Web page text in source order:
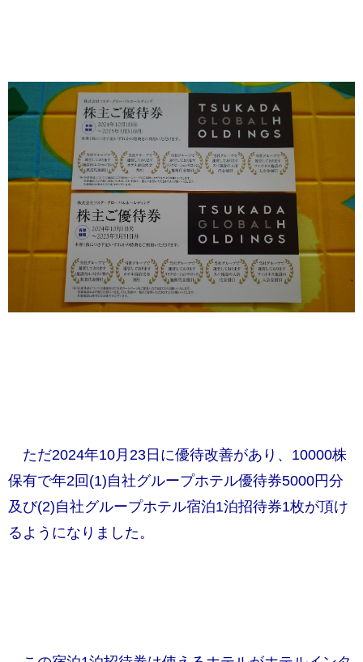
ただ2024年10月23日に優待改善があり、10000株
保有で年2回(1)自社グループホテル優待券5000円分
及び(2)自社グループホテル宿泊1泊招待券1枚が頂け
るようになりました。